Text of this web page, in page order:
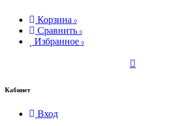
Корзина 0
Сравнить 0
Избранное 0
Кабинет
Вход